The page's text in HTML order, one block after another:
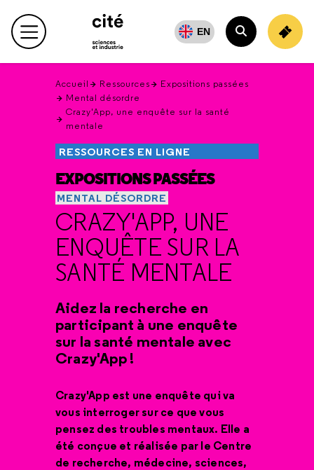
en
haut Menu principal EN
Rechercher
Accueil Ressources
Expositions passées
Mental désordre
Crazy'App, une enquête sur la santé
mentale
RESSOURCES EN LIGNE
EXPOSITIONS PASSÉES
MENTAL DÉSORDRE
CRAZY'APP, UNE
ENQUÊTE SUR LA
SANTÉ MENTALE
Aidez la recherche en
participant à une enquête
sur la santé mentale avec
Crazy'App !
Crazy'App est une enquête qui va
vous interroger sur ce que vous
pensez des troubles mentaux. Elle a
été conçue et réalisée par le Centre
de recherche, médecine, sciences,